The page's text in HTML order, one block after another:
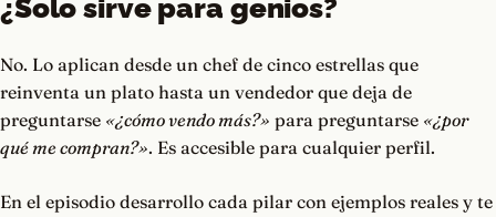
¿Solo sirve para genios?
No. Lo aplican desde un chef de cinco estrellas que
reinventa un plato hasta un vendedor que deja de
preguntarse «¿cómo vendo más?» para preguntarse «¿por
qué me compran?». Es accesible para cualquier perfil.
En el episodio desarrollo cada pilar con ejemplos reales y te